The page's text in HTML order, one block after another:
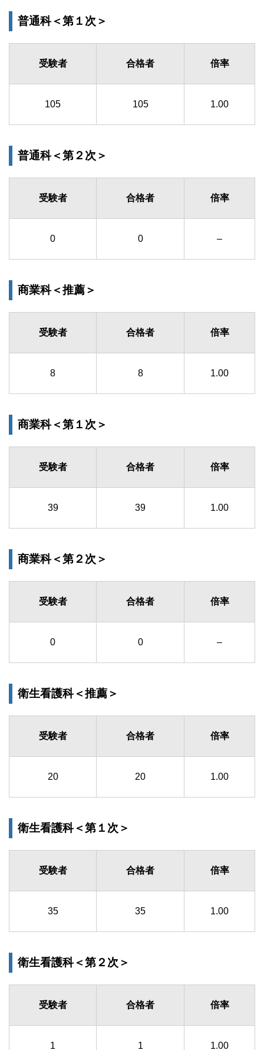
普通科＜第１次＞
受験者 合格者 倍率
105 105 1.00
普通科＜第２次＞
受験者 合格者 倍率
0 0 –
商業科＜推薦＞
受験者 合格者 倍率
8 8 1.00
商業科＜第１次＞
受験者 合格者 倍率
39 39 1.00
商業科＜第２次＞
受験者 合格者 倍率
0 0 –
衛生看護科＜推薦＞
受験者 合格者 倍率
20 20 1.00
衛生看護科＜第１次＞
受験者 合格者 倍率
35 35 1.00
衛生看護科＜第２次＞
受験者 合格者 倍率
1 1 1.00